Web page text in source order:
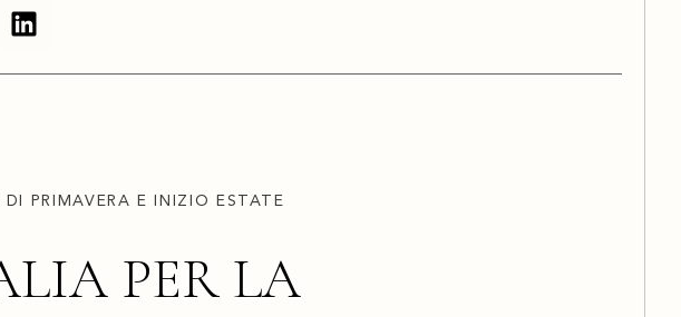
PRIMAVERA E INIZIO ESTATE
PER LA